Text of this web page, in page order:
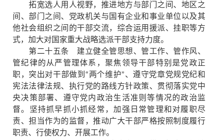
拓宽选人用人视野，推进地方与部门之间、地区之
间、部门之间、党政机关与国有企业和事业单位以及其
他社会组织之间的干部交流，综合运用援派、挂职等方
式，加大对国家重大战略选派干部支持力度。
第二十五条 建立健全管思想、管工作、管作风、
管纪律的从严管理体系，聚焦领导干部特别是党政正
职，突出对干部做到“两个维护”、遵守党章党规党纪和
宪法法律法规、执行党的路线方针政策、贯彻落实党中
央决策部署、遵守党内政治生活准则等情况的政治监
督。坚持抓早抓小抓经常，加强日常管理和对履职尽
责、担当作为的监督，推动广大干部严格按照制度履行
职责、行使权力、开展工作。